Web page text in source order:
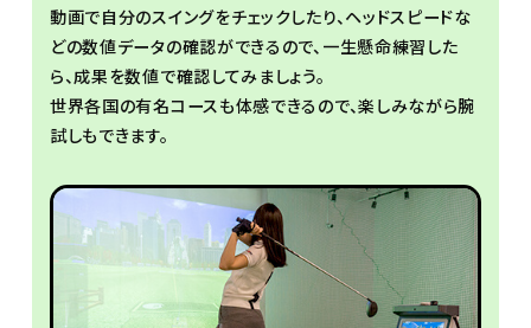
動画で自分のスイングをチェックしたり、ヘッドスピードな
どの数値データの確認ができるので、 一生懸命練習した
ら、成果を数値で確認してみましょう。
世界各国の有名コースも体感できるので、楽しみながら腕
試しもできます。